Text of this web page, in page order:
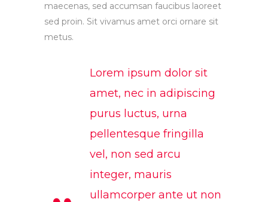
maecenas, sed accumsan faucibus laoreet
sed proin. Sit vivamus amet orci ornare sit
metus.
Lorem ipsum dolor sit
amet, nec in adipiscing
purus luctus, urna
pellentesque fringilla
vel, non sed arcu
integer, mauris
ullamcorper ante ut non